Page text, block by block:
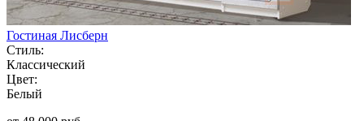
Гостиная Лисберн
Стиль:
Классический
Цвет:
Белый